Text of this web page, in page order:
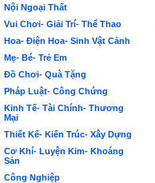
Nội Ngoại Thất
Vui Chơi- Giải Trí- Thể Thao
Hoa- Điện Hoa- Sinh Vật Cảnh
Mẹ- Bé- Trẻ Em
Đồ Chơi- Quà Tặng
Pháp Luật- Công Chứng
Kinh Tế- Tài Chính- Thương
Mại
Thiết Kế- Kiến Trúc- Xây Dựng
Cơ Khí- Luyện Kim- Khoáng
Sản
Công Nghiệp